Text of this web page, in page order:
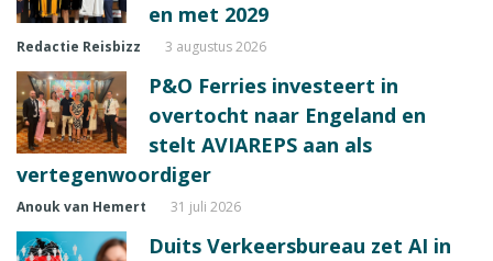
en met 2029
Redactie Reisbizz 3 augustus 2026
P&O Ferries investeert in
overtocht naar Engeland en
stelt AVIAREPS aan als
vertegenwoordiger
Anouk van Hemert 31 juli 2026
Duits Verkeersbureau zet AI in